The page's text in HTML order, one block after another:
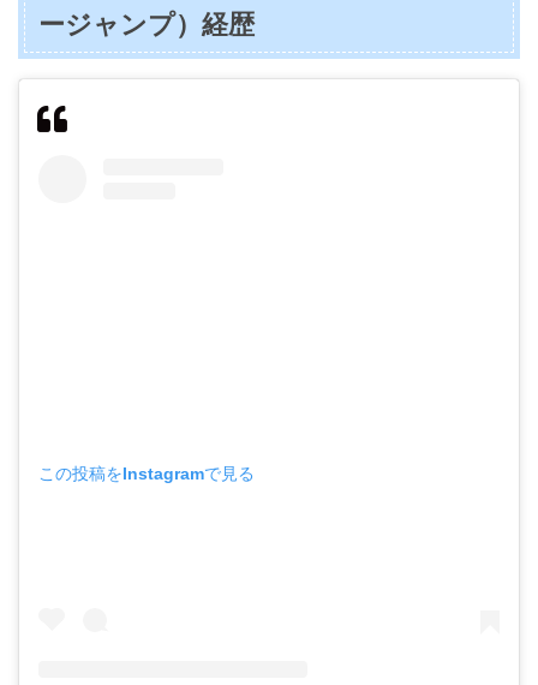
ージャンプ）経歴
この投稿をInstagramで見る